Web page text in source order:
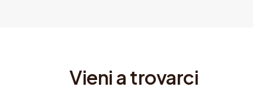
Vieni a trovarci